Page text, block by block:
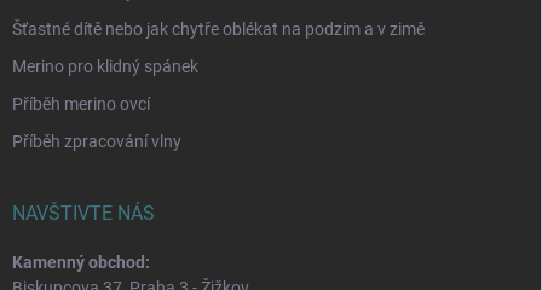
Šťastné dítě nebo jak chytře oblékat na podzim a v zimě
Merino pro klidný spánek
Příběh merino ovcí
Příběh zpracování vlny
NAVŠTIVTE NÁS
Kamenný obchod: